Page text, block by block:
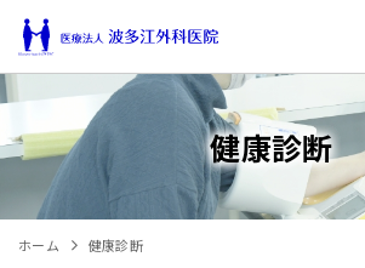
健康診断
ホーム 健康診断